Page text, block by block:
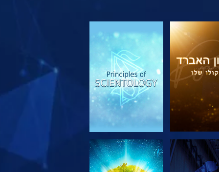
את הסדרה צפה